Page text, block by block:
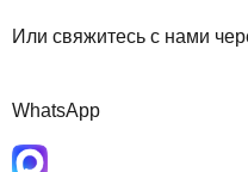
Или свяжитесь с нами
WhatsApp